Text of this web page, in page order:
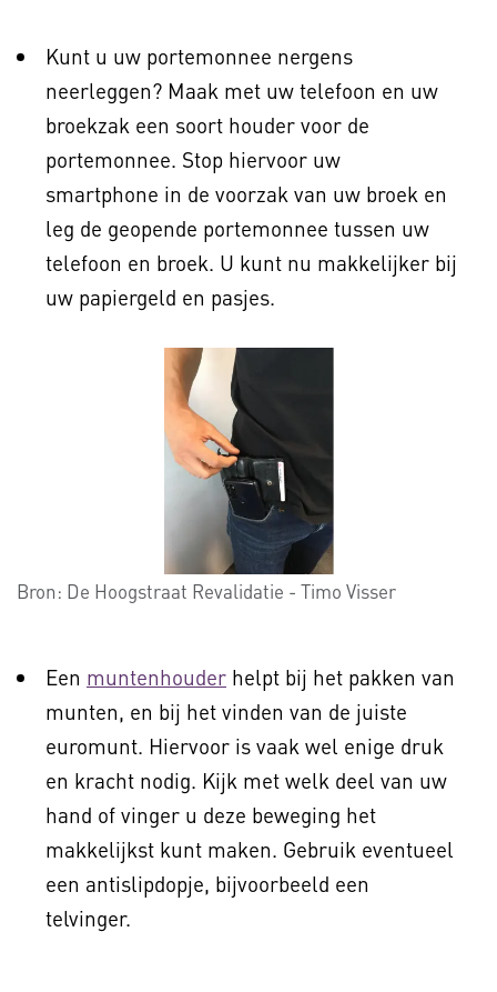
Kunt u uw portemonnee nergens
neerleggen? Maak met uw telefoon en uw
broekzak een soort houder voor de
portemonnee. Stop hiervoor uw
smartphone in de voorzak van uw broek en
leg de geopende portemonnee tussen uw
telefoon en broek. U kunt nu makkelijker bij
uw papiergeld en pasjes.
Bron: De Hoogstraat Revalidatie - Timo Visser
Een muntenhouder helpt bij het pakken van
munten, en bij het vinden van de juiste
euromunt. Hiervoor is vaak wel enige druk
en kracht nodig. Kijk met welk deel van uw
hand of vinger u deze beweging het
makkelijkst kunt maken. Gebruik eventueel
een antislipdopje, bijvoorbeeld een
telvinger.